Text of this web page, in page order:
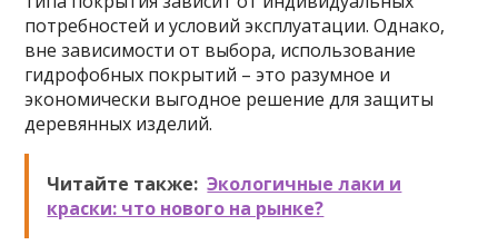
потребностей и условий эксплуатации. Однако,
вне зависимости от выбора, использование
гидрофобных покрытий – это разумное и
экономически выгодное решение для защиты
деревянных изделий.
Читайте также: Экологичные лаки и
краски: что нового на рынке?